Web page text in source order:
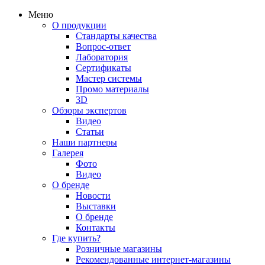
Меню
О продукции
Стандарты качества
Вопрос-ответ
Лаборатория
Сертификаты
Мастер системы
Промо материалы
3D
Обзоры экспертов
Видео
Статьи
Наши партнеры
Галерея
Фото
Видео
О бренде
Новости
Выставки
О бренде
Контакты
Где купить?
Розничные магазины
Рекомендованные интернет-магазины